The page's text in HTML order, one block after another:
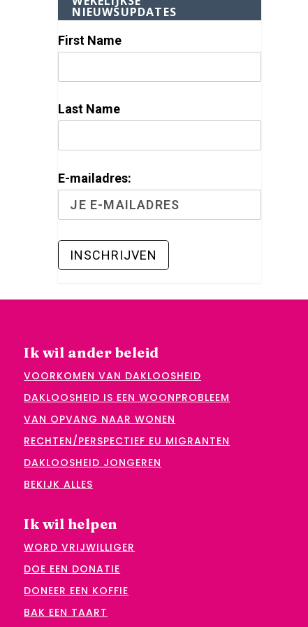
NIEUWSUPDATES
First Name
Last Name
E-mailadres:
Ik wil ander beleid
VOORKOMEN VAN DAKLOOSHEID
DAKLOOSHEID IS EEN WOONPROBLEEM
VAN OPVANG NAAR WONEN
RECHTEN/PERSPECTIEF EU MIGRANTEN
DAKLOOSHEID JONGEREN
BEKIJK ALLES
Ik wil helpen
WORD VRIJWILLIGER
DOE EEN DONATIE
DONEER EEN KOFFIE
BAK EEN TAART